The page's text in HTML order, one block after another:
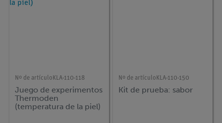
Nº de artículo KLA-110-118
Juego de experimentos
Thermoden
(temperatura de la piel)
Nº de artículo KLA-110-150
Kit de prueba: sabor